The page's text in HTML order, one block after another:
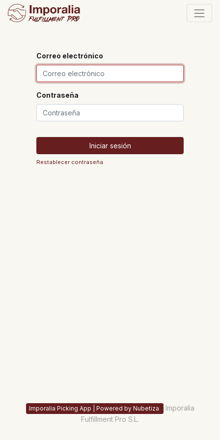
Correo electrónico
Contraseña
Iniciar sesión
Restablecer contraseña
Imporalia Picking App | Powered by Nubetiza
Imporalia
Fulfillment Pro S.L.